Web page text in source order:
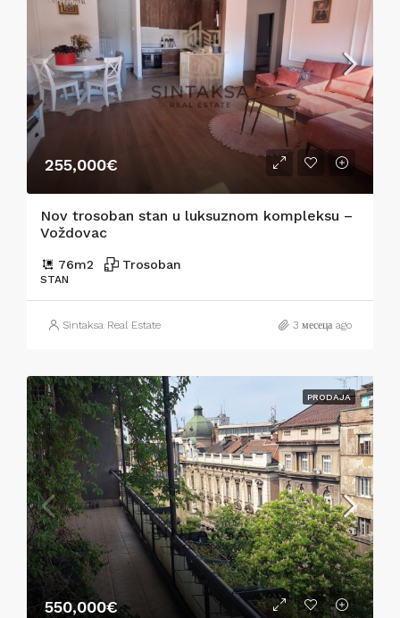
255,000€
Nov trosoban stan u luksuznom kompleksu –
Voždovac
76m2 Trosoban
STAN
Sintaksa Real Estate 3 месеца ago
PRODAJA
550,000€